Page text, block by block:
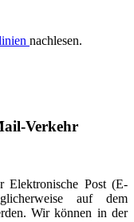
nachlesen.
Verkehr
Elektronische Post (E-
auf dem
Wir können in der